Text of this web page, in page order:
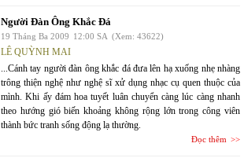
Người Đàn Ông Khắc Đá
19 Tháng Ba 2009 12:00 SA (Xem: 43622)
LÊ QUỲNH MAI
...Cánh tay người đàn ông khắc đá đưa lên hạ xuống nhẹ nhàng
trông thiện nghệ như nghệ sĩ xử dụng nhạc cụ quen thuộc của
mình. Khi ấy đám hoa tuyết luân chuyển càng lúc càng nhanh
theo hướng gió biến khoảng không rộng lớn trong công viên
thành bức tranh sống động lạ thường.
Đọc thêm